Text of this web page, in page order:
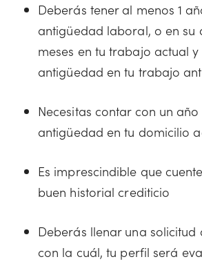
Deberás tener al menos 1
antigüedad laboral, o en su
meses en tu trabajo actual
antigüedad en tu trabajo
Necesitas contar con un
antigüedad en tu domicilio
Es imprescindible que
buen historial crediticio
Deberás llenar una solicitud
con la cuál, tu perfil será